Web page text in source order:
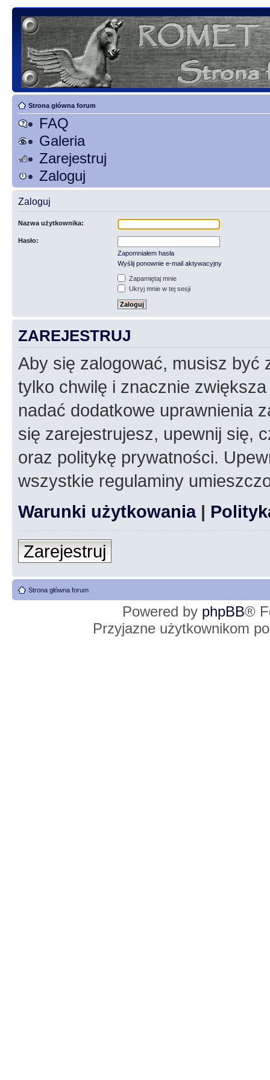
Strona główna forum
FAQ
Galeria
Zarejestruj
Zaloguj
Zaloguj
Nazwa użytkownika:
Hasło:
Zapomniałem hasła
Wyślij ponownie e-mail aktywacyjny
Zapamiętaj mnie
Ukryj mnie w tej sesji
ZAREJESTRUJ
Aby się zalogować, musisz być
tylko chwilę i znacznie
nadać dodatkowe uprawnienia
się zarejestrujesz, upewnij się,
oraz politykę prywatności.
wszystkie regulaminy
Warunki użytkowania|
Zarejestruj
Strona główna forum
Powered by phpBB®
Przyjazne użytkownikom